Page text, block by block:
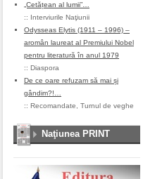
„Cetățean al lumii”…
:: Interviurile Naţiunii
Odysseas Elytis (1911 – 1996) –
aromân laureat al Premiului Nobel
pentru literatură în anul 1979
:: Diaspora
De ce oare refuzam să mai și
gândim?!…
:: Recomandate Turnul de veghe
Naţiunea PRINT